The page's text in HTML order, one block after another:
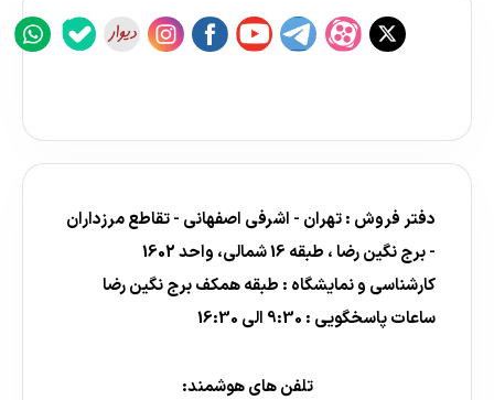
دفتر فروش : تهران - اشرفی اصفهانی - تقاطع مرزداران
- برج نگین رضا ، طبقه 16 شمالی، واحد 1602
کارشناسی و نمایشگاه : طبقه همکف برج نگین رضا
ساعات پاسخگویی : 9:30 الی 16:30
تلفن های هوشمند: